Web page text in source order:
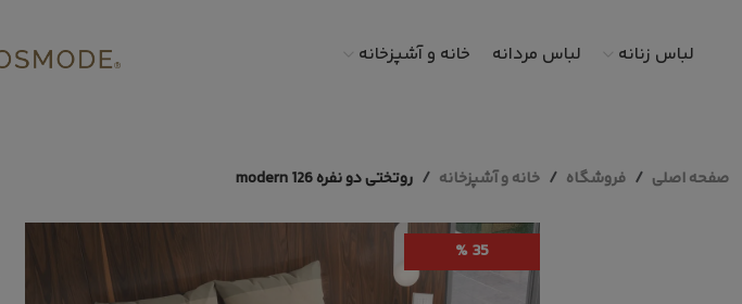
لباس زنانه لباس مردانه خانه و آشپزخانه
صفحه اصلی فروشگاه خانه و آشپزخانه روتختی دو نفره modern 126
35 %